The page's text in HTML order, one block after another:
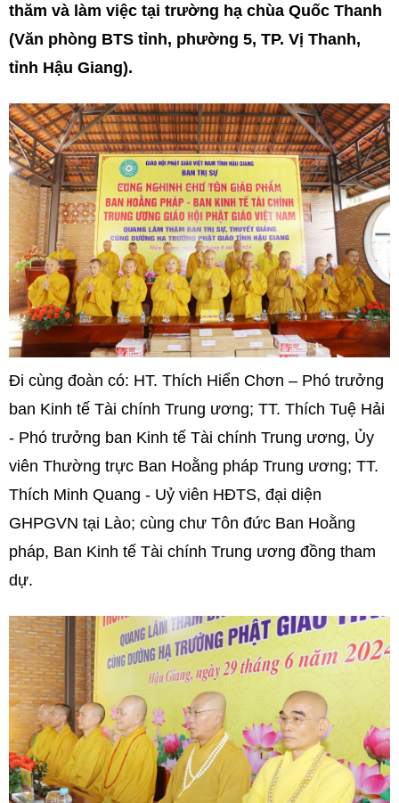
thăm và làm việc tại trường hạ chùa Quốc Thanh
(Văn phòng BTS tỉnh, phường 5, TP. Vị Thanh,
tỉnh Hậu Giang).
Đi cùng đoàn có: HT. Thích Hiển Chơn – Phó trưởng
ban Kinh tế Tài chính Trung ương; TT. Thích Tuệ Hải
- Phó trưởng ban Kinh tế Tài chính Trung ương, Ủy
viên Thường trực Ban Hoằng pháp Trung ương; TT.
Thích Minh Quang - Uỷ viên HĐTS, đại diện
GHPGVN tại Lào; cùng chư Tôn đức Ban Hoằng
pháp, Ban Kinh tế Tài chính Trung ương đồng tham
dự.